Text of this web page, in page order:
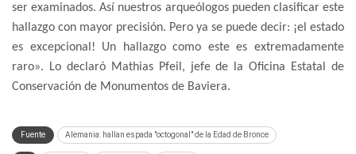
ser examinados. Así nuestros arqueólogos pueden clasificar este
hallazgo con mayor precisión. Pero ya se puede decir: ¡el estado
es excepcional! Un hallazgo como este es extremadamente
raro». Lo declaró Mathias Pfeil, jefe de la Oficina Estatal de
Conservación de Monumentos de Baviera.
Fuente Alemania: hallan espada "octogonal" de la Edad de Bronce